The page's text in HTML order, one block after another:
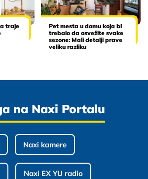
traje
Pet mesta u domu koja bi
trebalo da osvežite svake
sezone: Mali detalji prave
veliku razliku
na Naxi Portalu
Naxi kamere
Naxi EX YU radio